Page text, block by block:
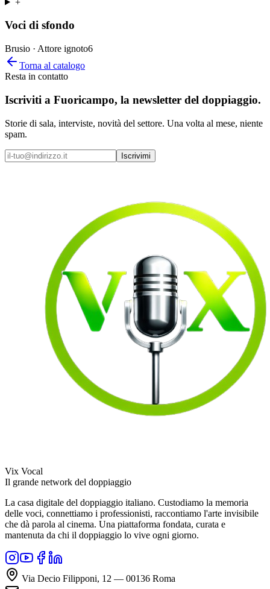
Voci di sfondo
Brusio · Attore ignoto6
Torna al catalogo
Resta in contatto
Iscriviti a Fuoricampo, la newsletter del doppiaggio.
Storie di sala, interviste, novità del settore. Una volta al mese, niente
spam.
Iscrivimi
Vix Vocal
Il grande network del doppiaggio
La casa digitale del doppiaggio italiano. Custodiamo la memoria
delle voci, connettiamo i professionisti, raccontiamo l'arte invisibile
che dà parola al cinema. Una piattaforma fondata, curata e
mantenuta da chi il doppiaggio lo vive ogni giorno.
Via Decio Filipponi, 12 — 00136 Roma